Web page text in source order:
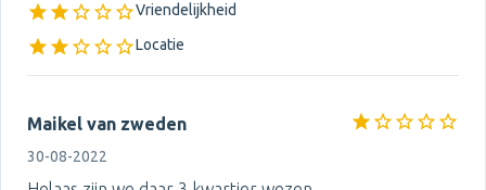
Vriendelijkheid
Locatie
Maikel van zweden
30-08-2022